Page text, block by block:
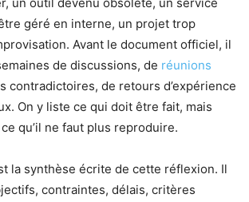
géré en interne, un projet trop
Avant le document officiel, il
de discussions, de réunions
contradictoires, de retours d’expérience
On y liste ce qui doit être fait, mais
qu’il ne faut plus reproduire.
la synthèse écrite de cette réflexion. Il
contraintes, délais, critères